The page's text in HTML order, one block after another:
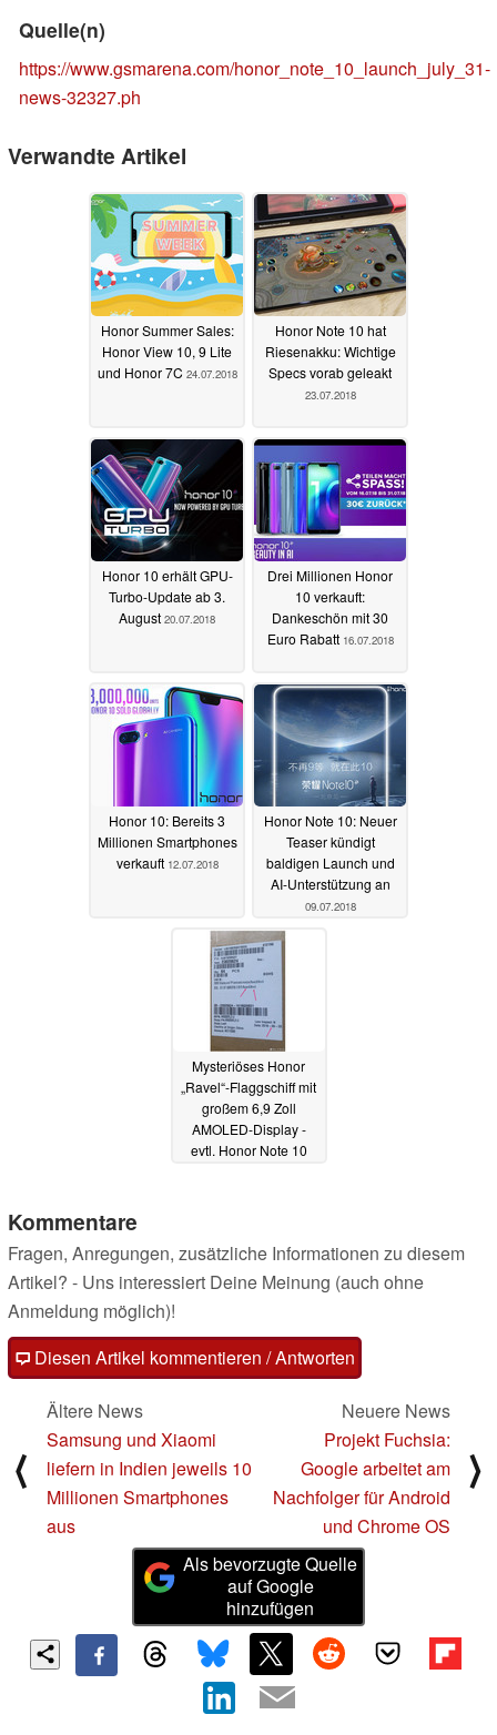
Quelle(n)
https://www.gsmarena.com/honor_note_10_launch_july_31-
news-32327.ph
Verwandte Artikel
Honor Summer Sales:
Honor View 10, 9 Lite
und Honor 7C 24.07.2018
Honor Note 10 hat
Riesenakku: Wichtige
Specs vorab geleakt
23.07.2018
Honor 10 erhält GPU-
Turbo-Update ab 3.
August 20.07.2018
Drei Millionen Honor
10 verkauft:
Dankeschön mit 30
Euro Rabatt 16.07.2018
Honor 10: Bereits 3
Millionen Smartphones
verkauft 12.07.2018
Honor Note 10: Neuer
Teaser kündigt
baldigen Launch und
AI-Unterstützung an
09.07.2018
Mysteriöses Honor
„Ravel“-Flaggschiff mit
großem 6,9 Zoll
AMOLED-Display -
evtl. Honor Note 10
Kommentare
Fragen, Anregungen, zusätzliche Informationen zu diesem
Artikel? - Uns interessiert Deine Meinung (auch ohne
Anmeldung möglich)!
Diesen Artikel kommentieren / Antworten
⟨
Ältere News
Samsung und Xiaomi
liefern in Indien jeweils 10
Millionen Smartphones
aus
Neuere News
Projekt Fuchsia:
Google arbeitet am
Nachfolger für Android
und Chrome OS
⟩
Als bevorzugte Quelle
auf Google
hinzufügen